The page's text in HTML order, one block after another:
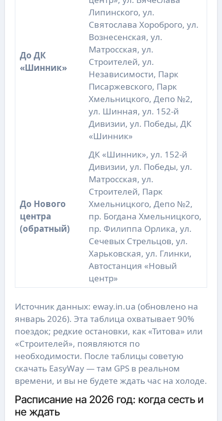
До ДК
«Шинник»
Липинского, ул.
Святослава Хороброго, ул.
Вознесенская, ул.
Матросская, ул.
Строителей, ул.
Независимости, Парк
Писаржевского, Парк
Хмельницкого, Депо №2,
ул. Шинная, ул. 152-й
Дивизии, ул. Победы, ДК
«Шинник»
До Нового
центра
(обратный)
ДК «Шинник», ул. 152-й
Дивизии, ул. Победы, ул.
Матросская, ул.
Строителей, Парк
Хмельницкого, Депо №2,
пр. Богдана Хмельницкого,
пр. Филиппа Орлика, ул.
Сечевых Стрельцов, ул.
Харьковская, ул. Глинки,
Автостанция «Новый
центр»
Источник данных: eway.in.ua (обновлено на
январь 2026). Эта таблица охватывает 90%
поездок; редкие остановки, как «Титова» или
«Строителей», появляются по
необходимости. После таблицы советую
скачать EasyWay — там GPS в реальном
времени, и вы не будете ждать час на холоде.
Расписание на 2026 год: когда сесть и
не ждать